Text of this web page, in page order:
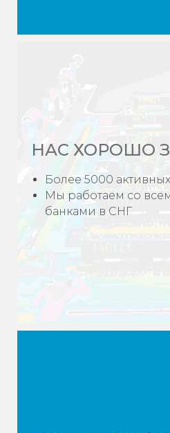
НАС ХОРОШО
Более 5000 активных
Мы работаем со
банками в СНГ